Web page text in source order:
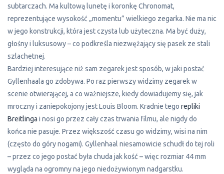
subtarczach. Ma kultową lunetę i koronkę Chronomat,
reprezentujące wysokość „momentu” wielkiego zegarka. Nie ma nic
w jego konstrukcji, która jest czysta lub użyteczna. Ma być duży,
głośny i luksusowy – co podkreśla niezwężający się pasek ze stali
szlachetnej.
Bardziej interesujące niż sam zegarek jest sposób, w jaki postać
Gyllenhaala go zdobywa. Po raz pierwszy widzimy zegarek w
scenie otwierającej, a co ważniejsze, kiedy dowiadujemy się, jak
mroczny i zaniepokojony jest Louis Bloom. Kradnie tego repliki
Breitlinga i nosi go przez cały czas trwania filmu, ale nigdy do
końca nie pasuje. Przez większość czasu go widzimy, wisi na nim
(często do góry nogami). Gyllenhaal niesamowicie schudł do tej roli
– przez co jego postać była chuda jak kość – więc rozmiar 44 mm
wygląda na ogromny na jego niedożywionym nadgarstku.